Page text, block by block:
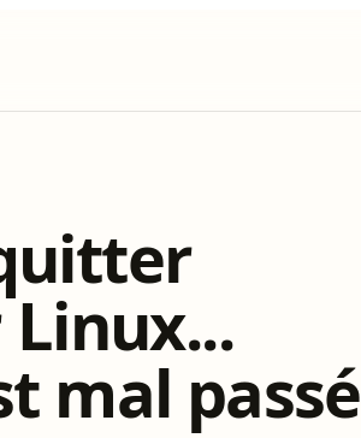
mal passé